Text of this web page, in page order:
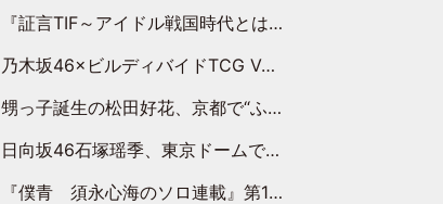
『証言TIF～アイドル戦国時代とはなんだったのか～』第10回：さくら学院・武藤彩未×飯田らうら「正直、中3で辞めるというのを信じてなくて。そう言われてはいたけど、嘘でしょって」
乃木坂46×ビルディバイドTCG Vol.2公開 賀喜遥香＆田村真佑が『京まふ』ステージに登壇
甥っ子誕生の松田好花、京都で“ふたつの家族”をはしご！ “母”黒谷友香に見送られ、“父”松岡昌宏とはハシゴ酒
日向坂46石塚瑶季、東京ドームで“観戦バレ”！ ナイツ・塙も認めた「巨人に詳しすぎるアイドル」は元VENUSスクール生で杉内コーチ推し⁉
『僕青 須永心海のソロ連載』第18回：「バーゲンセールハンターみうな inしまむら」編